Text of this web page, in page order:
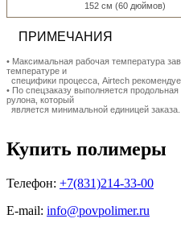
152 см (60 дюймов)
ПРИМЕЧАНИЯ
• Максимальная рабочая температура
температуре и
специфики процесса, Airtech
• По спецзаказу выполняется
рулона, который
является минимальной единицей заказа.
Купить полимеры
Телефон: +7(831)214-33-00
E-mail: info@povpolimer.ru